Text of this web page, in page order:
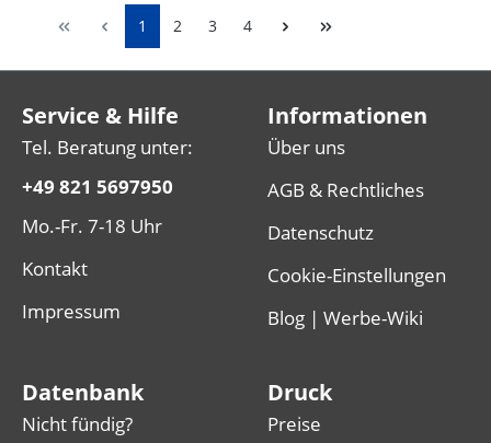
1 2 3 4
Service & Hilfe
Tel. Beratung unter:
+49 821 5697950
Mo.-Fr. 7-18 Uhr
Kontakt
Impressum
Informationen
Über uns
AGB & Rechtliches
Datenschutz
Cookie-Einstellungen
Blog | Werbe-Wiki
Datenbank
Nicht fündig?
Druck
Preise